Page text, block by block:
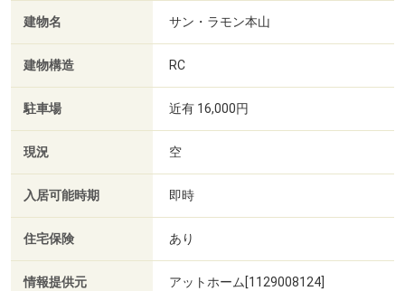
建物名 サン・ラモン本山
建物構造 RC
駐車場 近有 16,000円
現況 空
入居可能時期 即時
住宅保険 あり
情報提供元 アットホーム[1129008124]